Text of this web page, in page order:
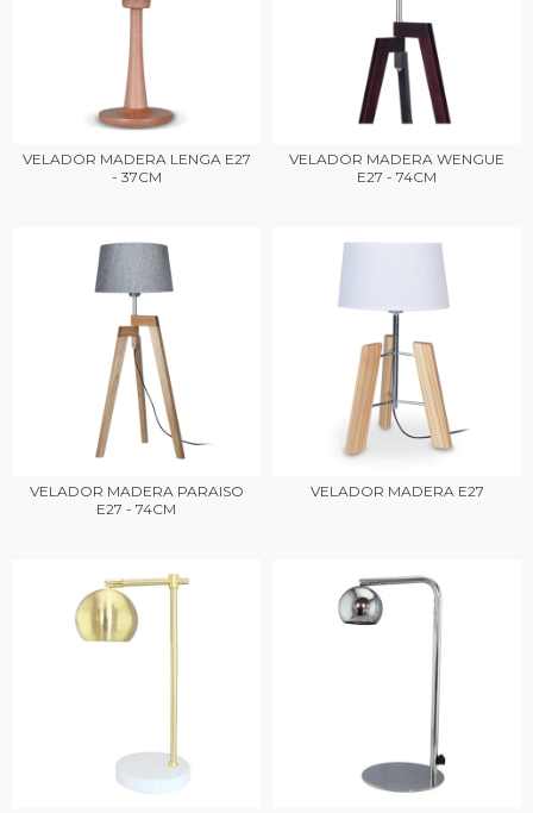
VELADOR MADERA LENGA E27
- 37CM
VELADOR MADERA WENGUE
E27 - 74CM
VELADOR MADERA PARAISO
E27 - 74CM
VELADOR MADERA E27